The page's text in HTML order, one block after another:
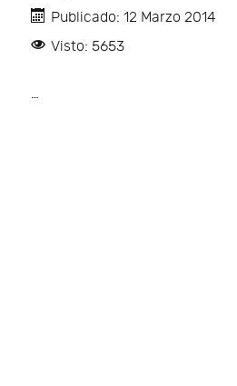
Publicado: 12 Marzo 2014
Visto: 5653
…